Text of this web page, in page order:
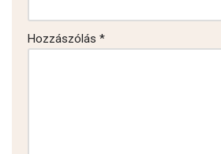
Hozzászólás *